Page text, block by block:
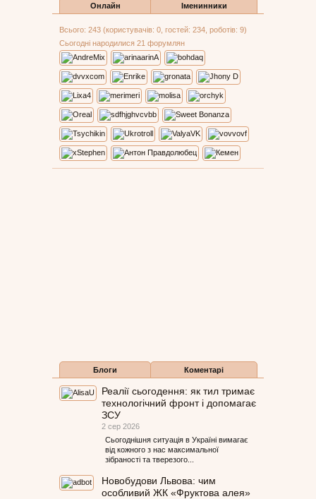
Онлайн Іменинники
Всього: 243 (користувачів: 0, гостей: 234, роботів: 9)
Сьогодні народилися 21 форумлян
Блоги Коментарі
Реалії сьогодення: як тил тримає
технологічний фронт і допомагає
ЗСУ
2 сер 2026
Сьогоднішня ситуація в Україні вимагає
від кожного з нас максимальної
зібраності та тверезого...
Новобудови Львова: чим
особливий ЖК «Фруктова алея»